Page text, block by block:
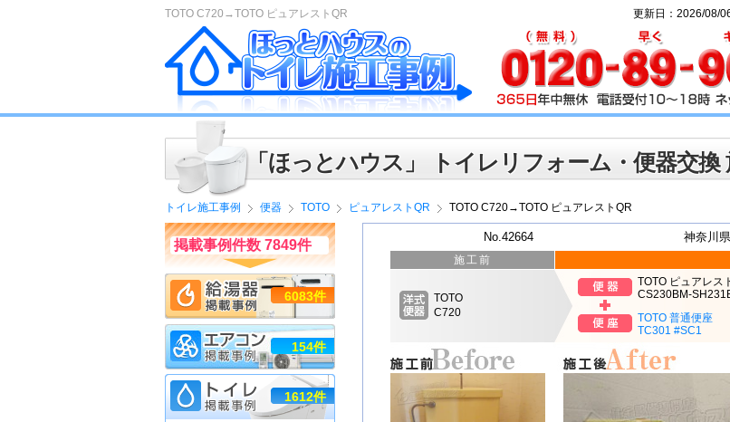
TOTO C720→TOTO ピュアレストQR
「ほっとハウス」 トイレリフォーム・便器交換
トイレ施工事例 便器 TOTO ピュアレストQR TOTO C720→TOTO ピュアレストQR
No.42664 神奈川
施工前
TOTO
C720
TOTO ピュアレス
CS230BM-
TOTO 普通便座
TC301 #SC1
掲載事例件数 7849件
6083件
154件
1612件
更新日：2026/08/